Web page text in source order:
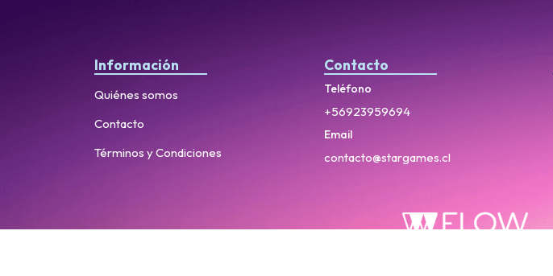
Información
Quiénes somos
Contacto
Términos y Condiciones
Contacto
Teléfono
+56923959694
Email
contacto@stargames.cl